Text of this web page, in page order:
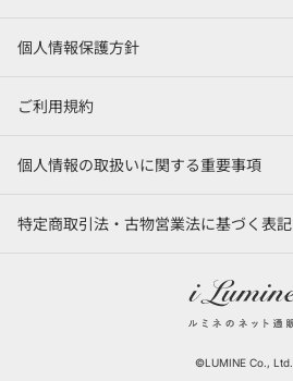
個人情報保護方針
ご利用規約
個人情報の取扱いに関する重要事項
特定商取引法・古物営業法に基づく表記
©LUMINE Co., Ltd.